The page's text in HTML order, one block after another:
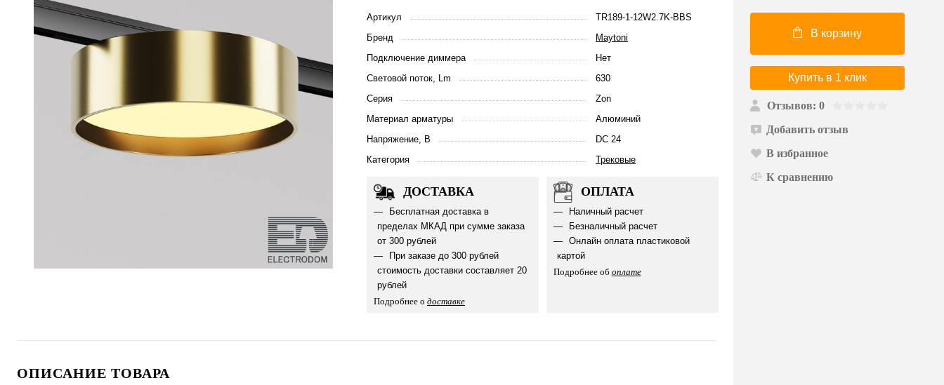
Артикул
TR189-1-12W2.7K-BBS
Бренд
Maytoni
Подключение диммера
Нет
Световой поток, Lm
630
Серия
Zon
Материал арматуры
Алюминий
Напряжение, В
DC 24
Категория
Трековые
ДОСТАВКА
Бесплатная доставка в
пределах МКАД при сумме заказа
от 300 рублей
При заказе до 300 рублей
стоимость доставки составляет 20
рублей
Подробнее о доставке
ОПЛАТА
Наличный расчет
Безналичный расчет
Онлайн оплата пластиковой
картой
Подробнее об оплате
ОПИСАНИЕ ТОВАРА
В корзину
Купить в 1 клик
Отзывов: 0
Добавить отзыв
В избранное
К сравнению